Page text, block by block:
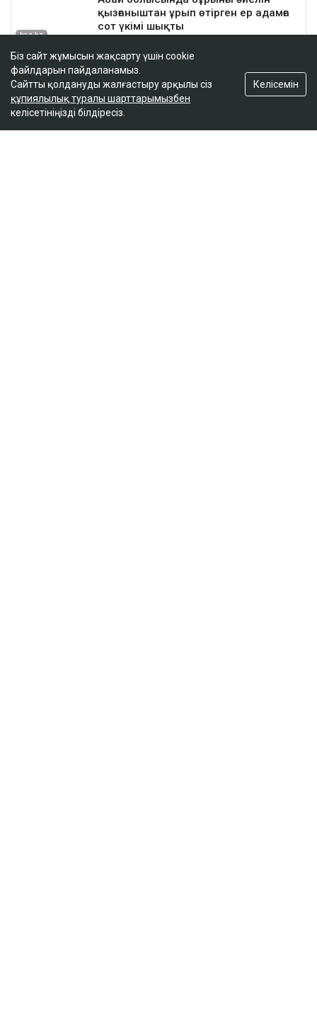
Біз сайт жұмысын жақсарту үшін cookie
файлдарын пайдаланамыз.
Сайтты қолдануды жалғастыру арқылы сіз
құпиялылық туралы шарттарымызбен
келісетініңізді білдіресіз.
Келісемін